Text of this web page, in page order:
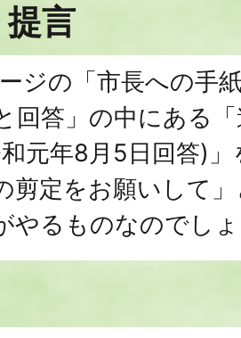
言
ジの「市長への手
回答」の中にある
元年8月5日回答)
剪定をお願いして
やるものなのでし